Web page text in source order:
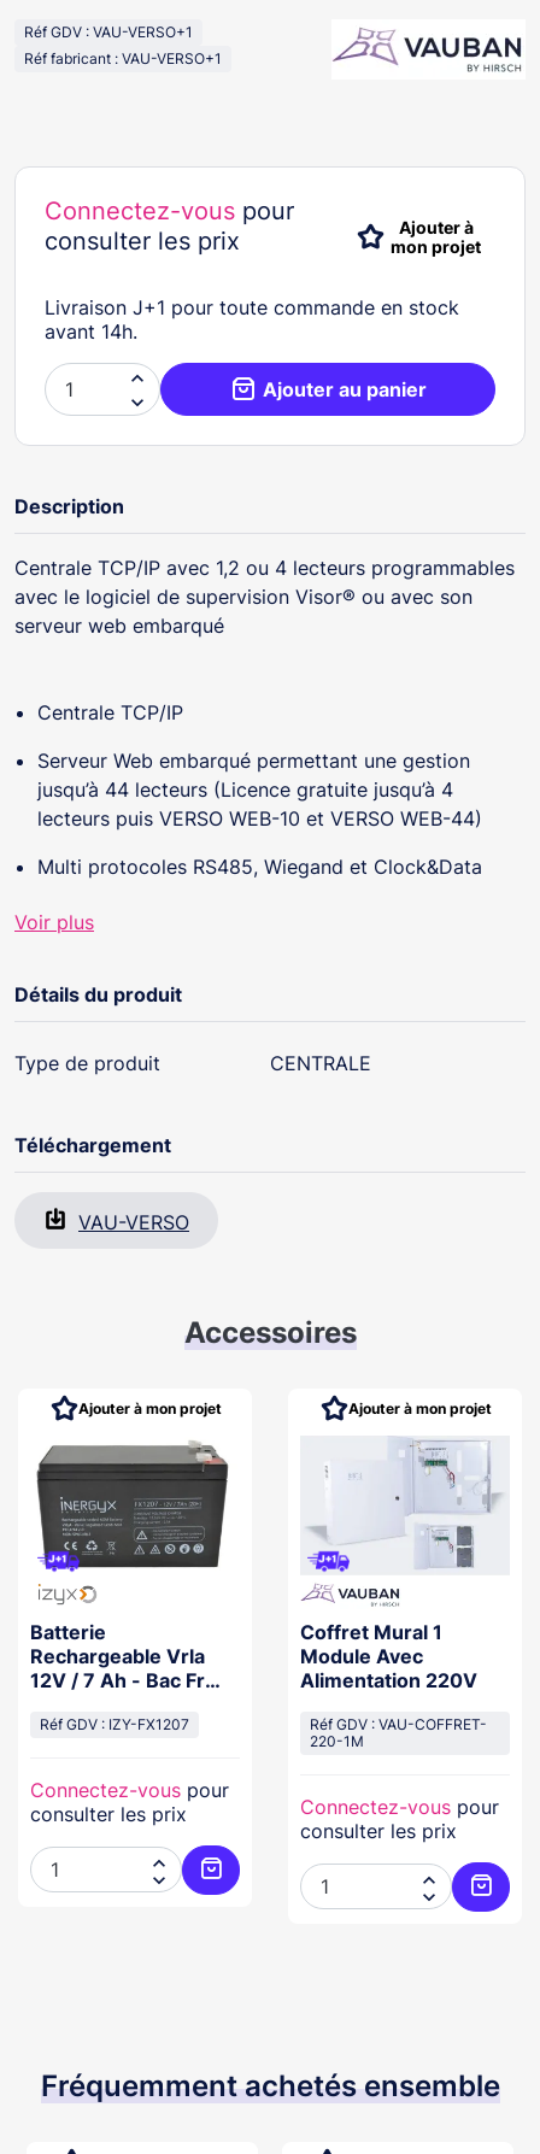
Réf GDV : VAU-VERSO+1
Réf fabricant : VAU-VERSO+1
Connectez-vous pour
consulter les prix
Ajouter à
mon projet
Livraison J+1 pour toute commande en stock
avant 14h.

 Ajouter au panier
Description
Centrale TCP/IP avec 1,2 ou 4 lecteurs programmables
avec le logiciel de supervision Visor® ou avec son
serveur web embarqué
Centrale TCP/IP
Serveur Web embarqué permettant une gestion
jusqu’à 44 lecteurs (Licence gratuite jusqu’à 4
lecteurs puis VERSO WEB-10 et VERSO WEB-44)
Multi protocoles RS485, Wiegand et Clock&Data
50000 utilisateurs, 15000 évènements
modules d’extension V-EXT4 + et V-EXTIO
Coffret mural avec alimentation 220V, 5A
Voir plus
Détails du produit
Type de produit CENTRALE
Téléchargement
VAU-VERSO
Accessoires
Batterie
Rechargeable Vrla
12V / 7 Ah - Bac Fr
94/100 Mm
Réf GDV : IZY-FX1207
Connectez-vous pour
consulter les prix


Ajouter au panier
Ajouter à mon projet
Coffret Mural 1
Module Avec
Alimentation 220V
Réf GDV : VAU-COFFRET-
220-1M
Connectez-vous pour
consulter les prix


Ajouter à mon projet
Fréquemment achetés ensemble